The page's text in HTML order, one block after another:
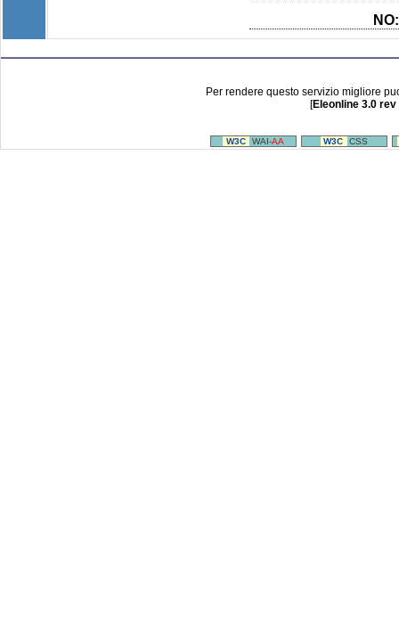
Per rendere questo servizio migliore
[Eleonline 3.0 rev
W3C WAI-AA W3C CSS